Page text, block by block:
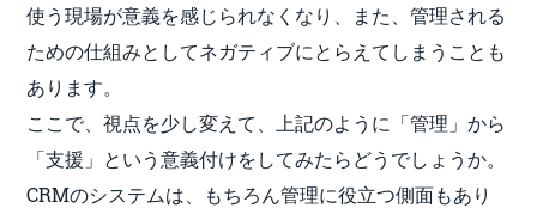
使う現場が意義を感じられなくなり、また、管理される
ための仕組みとしてネガティブにとらえてしまうことも
あります。
ここで、視点を少し変えて、上記のように「管理」から
「支援」という意義付けをしてみたらどうでしょうか。
CRMのシステムは、もちろん管理に役立つ側面もあり